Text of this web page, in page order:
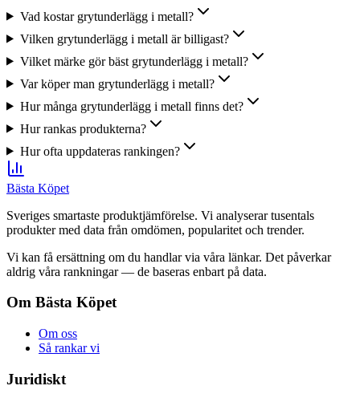
Vad kostar grytunderlägg i metall?
Vilken grytunderlägg i metall är billigast?
Vilket märke gör bäst grytunderlägg i metall?
Var köper man grytunderlägg i metall?
Hur många grytunderlägg i metall finns det?
Hur rankas produkterna?
Hur ofta uppdateras rankingen?
Bästa Köpet
Sveriges smartaste produktjämförelse. Vi analyserar tusentals
produkter med data från omdömen, popularitet och trender.
Vi kan få ersättning om du handlar via våra länkar. Det påverkar
aldrig våra rankningar — de baseras enbart på data.
Om Bästa Köpet
Om oss
Så rankar vi
Juridiskt